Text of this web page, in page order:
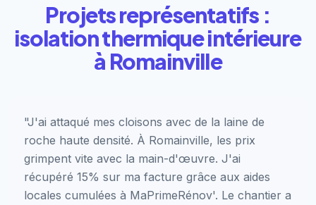
Projets représentatifs :
isolation thermique intérieure
à Romainville
"J'ai attaqué mes cloisons avec de la laine de
roche haute densité. À Romainville, les prix
grimpent vite avec la main-d'œuvre. J'ai
récupéré 15% sur ma facture grâce aux aides
locales cumulées à MaPrimeRénov'. Le chantier a